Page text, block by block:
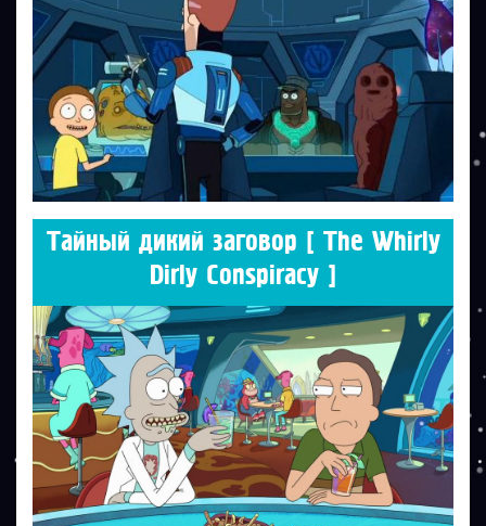
Тайный дикий заговор [ The Whirly
Dirly Conspiracy ]